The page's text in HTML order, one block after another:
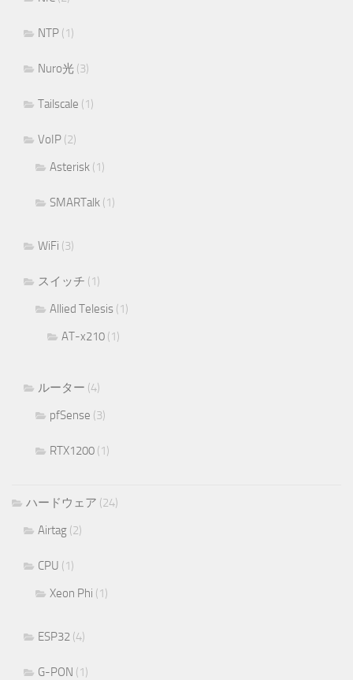
NTP (1)
Nuro光 (3)
Tailscale (1)
VoIP (2)
Asterisk (1)
SMARTalk (1)
WiFi (3)
スイッチ (1)
Allied Telesis (1)
AT-x210 (1)
ルーター (4)
pfSense (3)
RTX1200 (1)
ハードウェア (24)
Airtag (2)
CPU (1)
Xeon Phi (1)
ESP32 (4)
G-PON (1)